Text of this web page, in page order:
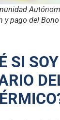
y pago del
SI SOY